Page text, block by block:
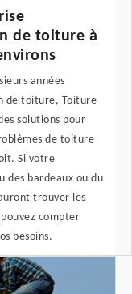
de toiture à
années
de toiture, Toiture
solutions pour
de toiture
Si votre
des bardeaux ou du
trouver les
compter
besoins.